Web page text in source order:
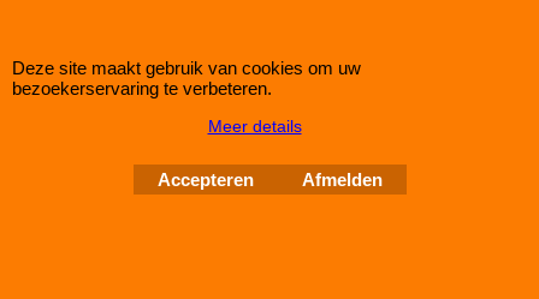
Webwinkel gemaakt met
Deze site maakt gebruik van cookies om uw
bezoekerservaring te verbeteren.
Meer details
Accepteren Afmelden